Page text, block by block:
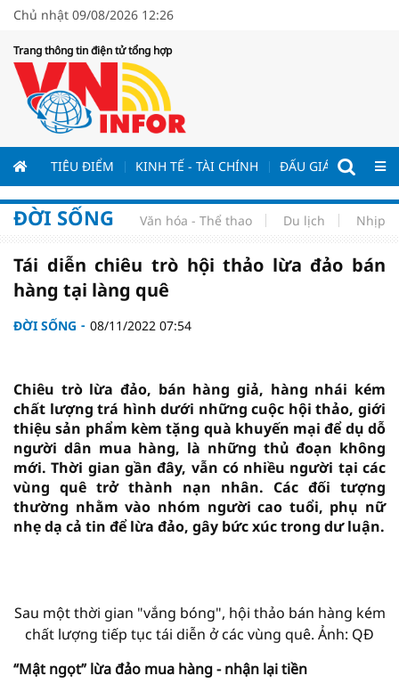
Chủ nhật 09/08/2026 12:26
Trang thông tin điện tử tổng hợp
TIÊU ĐIỂM KINH TẾ - TÀI CHÍNH ĐẤU GIÁ - ĐẤU
ĐỜI SỐNG Văn hóa - Thể thao Du lịch Nhịp
Tái diễn chiêu trò hội thảo lừa đảo bán
hàng tại làng quê
ĐỜI SỐNG 08/11/2022 07:54
Chiêu trò lừa đảo, bán hàng giả, hàng nhái kém
chất lượng trá hình dưới những cuộc hội thảo, giới
thiệu sản phẩm kèm tặng quà khuyến mại để dụ dỗ
người dân mua hàng, là những thủ đoạn không
mới. Thời gian gần đây, vẫn có nhiều người tại các
vùng quê trở thành nạn nhân. Các đối tượng
thường nhằm vào nhóm người cao tuổi, phụ nữ
nhẹ dạ cả tin để lừa đảo, gây bức xúc trong dư luận.
Sau một thời gian "vắng bóng", hội thảo bán hàng kém
chất lượng tiếp tục tái diễn ở các vùng quê. Ảnh: QĐ
“Mật ngọt” lừa đảo mua hàng - nhận lại tiền